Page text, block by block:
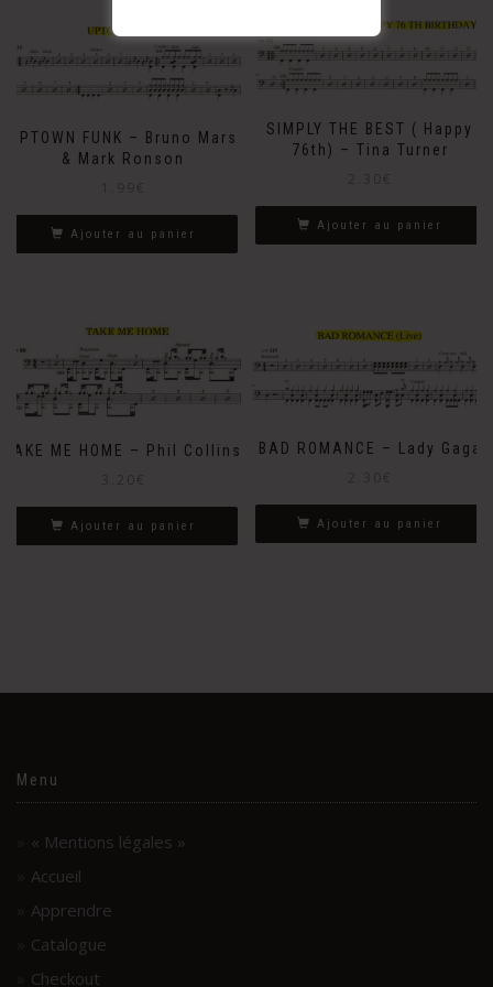
UPTOWN FUNK – Bruno Mars
& Mark Ronson
Ajouter au panier
SIMPLY THE BEST ( Happy
76th) – Tina Turner
Ajouter au panier
TAKE ME HOME – Phil Collins
Ajouter au panier
BAD ROMANCE – Lady Gaga
Ajouter au panier
Menu
« Mentions légales »
Accueil
Apprendre
Catalogue
Checkout